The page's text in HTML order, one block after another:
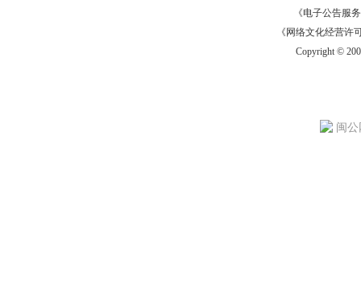
《电子公告服务
《网络文化经营许
Copyright ©
闽公